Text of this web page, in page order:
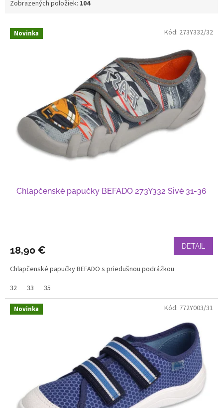
Zobrazených položiek: 104
V Novinka
Chlapčenské papučky BEFADO 273Y332 Sivé 31-36
18,90 € DETAIL
Chlapčenské papučky BEFADO s priedušnou podrážkou
32
33 35
Kód: 273Y332/32
Novinka Kód: 772Y003/31